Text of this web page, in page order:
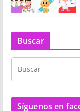
Buscar
Síguenos en